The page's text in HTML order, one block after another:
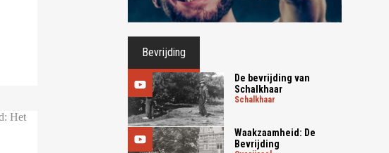
Bevrijding
De bevrijding van
Schalkhaar
schalkhaar
Waakzaamheid: De
Bevrijding